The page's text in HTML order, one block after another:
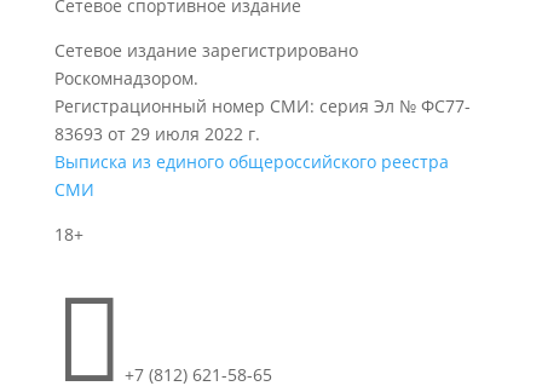
Сетевое спортивное издание
Сетевое издание зарегистрировано
Роскомнадзором.
Регистрационный номер СМИ: серия Эл № ФС77-
83693 от 29 июля 2022 г.
Выписка из единого общероссийского реестра
СМИ
18+
 +7 (812) 621-58-65